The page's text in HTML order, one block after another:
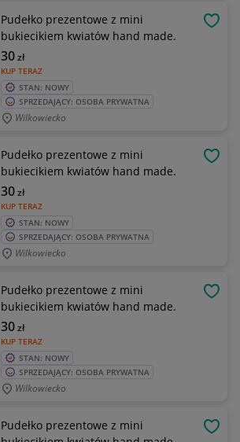
Pudełko prezentowe z mini
bukiecikiem kwiatów hand made.
KUP TERAZ
30zł
STAN: NOWY
SPRZEDAJĄCY: OSOBA PRYWATNA
Wilkowiecko
Pudełko prezentowe z mini
bukiecikiem kwiatów hand made.
KUP TERAZ
30zł
STAN: NOWY
SPRZEDAJĄCY: OSOBA PRYWATNA
Wilkowiecko
Pudełko prezentowe z mini
bukiecikiem kwiatów hand made.
KUP TERAZ
30zł
STAN: NOWY
SPRZEDAJĄCY: OSOBA PRYWATNA
Wilkowiecko
Pudełko prezentowe z mini